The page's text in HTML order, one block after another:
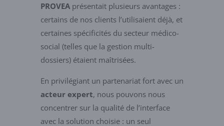
PROVEAprésentait plusieurs avantages :
certains de nos clients l’utilisaient déjà, et
certaines spécificités du secteur médico-
social (telles que la gestion multi-
dossiers) étaient maîtrisées.
En privilégiant un partenariat fort avec un
acteur expert, nous pouvons nous
concentrer sur la qualité de l’interface
avec la solution choisie : un seul